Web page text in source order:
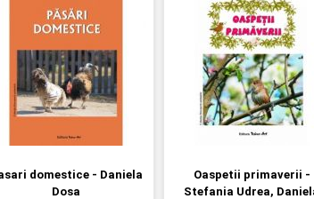
domestice - Daniela
Dosa
Oaspetii primaverii -
Stefania Udrea,